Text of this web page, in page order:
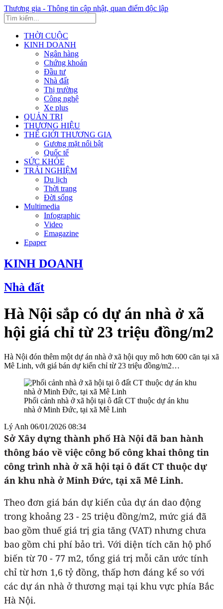
Thương gia - Thông tin cập nhật, quan điểm độc lập
THỜI CUỘC
KINH DOANH
Ngân hàng
Chứng khoán
Đầu tư
Nhà đất
Thị trường
Công nghệ
Xe plus
QUẢN TRỊ
THƯƠNG HIỆU
THẾ GIỚI THƯƠNG GIA
Gương mặt nổi bật
Quốc tế
SỨC KHỎE
TRẢI NGHIỆM
Du lịch
Thời trang
Đời sống
Multimedia
Infographic
Video
Emagazine
Epaper
KINH DOANH
Nhà đất
Hà Nội sắp có dự án nhà ở xã
hội giá chỉ từ 23 triệu đồng/m2
Hà Nội đón thêm một dự án nhà ở xã hội quy mô hơn 600 căn tại xã
Mê Linh, với giá bán dự kiến chỉ từ 23 triệu đồng/m2…
Phối cảnh nhà ở xã hội tại ô đất CT thuộc dự án khu
nhà ở Minh Đức, tại xã Mê Linh
Lý Anh 06/01/2026 08:34
Sở Xây dựng thành phố Hà Nội đã ban hành
thông báo về việc công bố công khai thông tin
công trình nhà ở xã hội tại ô đất CT thuộc dự
án khu nhà ở Minh Đức, tại xã Mê Linh.
Theo đơn giá bán dự kiến của dự án dao động
trong khoảng 23 - 25 triệu đồng/m2, mức giá đã
bao gồm thuế giá trị gia tăng (VAT) nhưng chưa
bao gồm chi phí bảo trì. Với diện tích căn hộ phổ
biến từ 70 - 77 m2, tổng giá trị mỗi căn ước tính
chỉ từ hơn 1,6 tỷ đồng, thấp hơn đáng kể so với
các dự án nhà ở thương mại tại khu vực phía Bắc
Hà Nội.